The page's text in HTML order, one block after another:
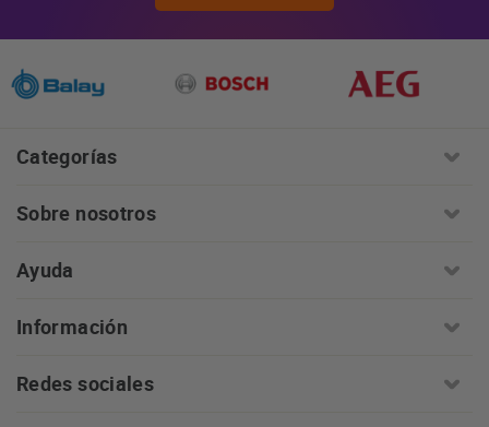
Categorías
Sobre nosotros
Ayuda
Información
Redes sociales